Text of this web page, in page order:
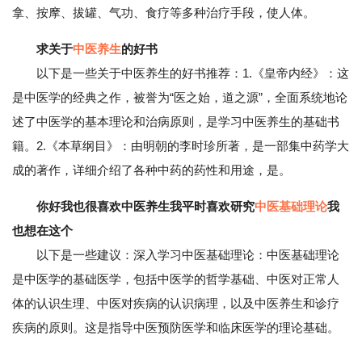
拿、按摩、拔罐、气功、食疗等多种治疗手段，使人体。
求关于中医养生的好书
以下是一些关于中医养生的好书推荐：1.《皇帝内经》：这
是中医学的经典之作，被誉为“医之始，道之源”，全面系统地论
述了中医学的基本理论和治病原则，是学习中医养生的基础书
籍。2.《本草纲目》：由明朝的李时珍所著，是一部集中药学大
成的著作，详细介绍了各种中药的药性和用途，是。
你好我也很喜欢中医养生我平时喜欢研究中医基础理论我
也想在这个
以下是一些建议：深入学习中医基础理论：中医基础理论
是中医学的基础医学，包括中医学的哲学基础、中医对正常人
体的认识生理、中医对疾病的认识病理，以及中医养生和诊疗
疾病的原则。这是指导中医预防医学和临床医学的理论基础。